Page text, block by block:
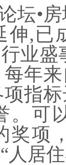
坛•
伸,已
业
年
指
。可
奖项
人居